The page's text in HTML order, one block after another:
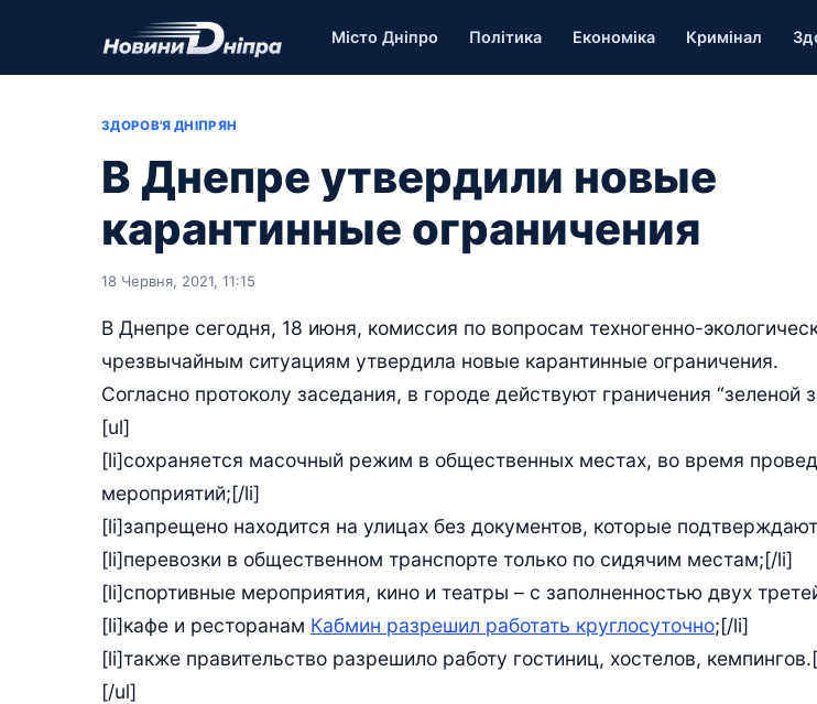
Місто Дніпро Політика Економіка Кримінал
ЗДОРОВ'Я ДНІПРЯН
В Днепре утвердили новые
карантинные ограничения
18 Червня, 2021, 11:15
В Днепре сегодня, 18 июня, комиссия по вопросам техногенно-
чрезвычайным ситуациям утвердила новые карантинные ограничения.
Согласно протоколу заседания, в городе действуют граничения “зеленой
[ul]
[li]сохраняется масочный режим в общественных местах, во время
мероприятий;[/li]
[li]запрещено находится на улицах без документов, которые
[li]перевозки в общественном транспорте только по сидячим местам;[/li]
[li]спортивные мероприятия, кино и театры – с заполненностью двух
[li]кафе и ресторанам Кабмин разрешил работать круглосуточно;[/li]
[li]также правительство разрешило работу гостиниц, хостелов,
[/ul]